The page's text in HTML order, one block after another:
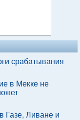
срабатывания
в Мекке не
Газе, Ливане и